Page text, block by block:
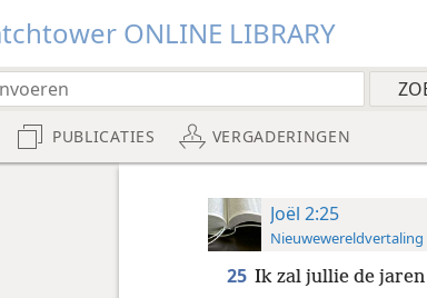
ONLINE LIBRARY
PUBLICATIES VERGADERINGEN
Joël 2:25
Nieuwewereldvertaling
25 Ik zal jullie de